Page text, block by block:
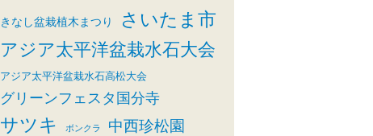
きなし盆栽植木まつり さいたま市
アジア太平洋盆栽水石大会
アジア太平洋盆栽水石高松大会
グリーンフェスタ国分寺
サツキ ボンクラ 中西珍松園